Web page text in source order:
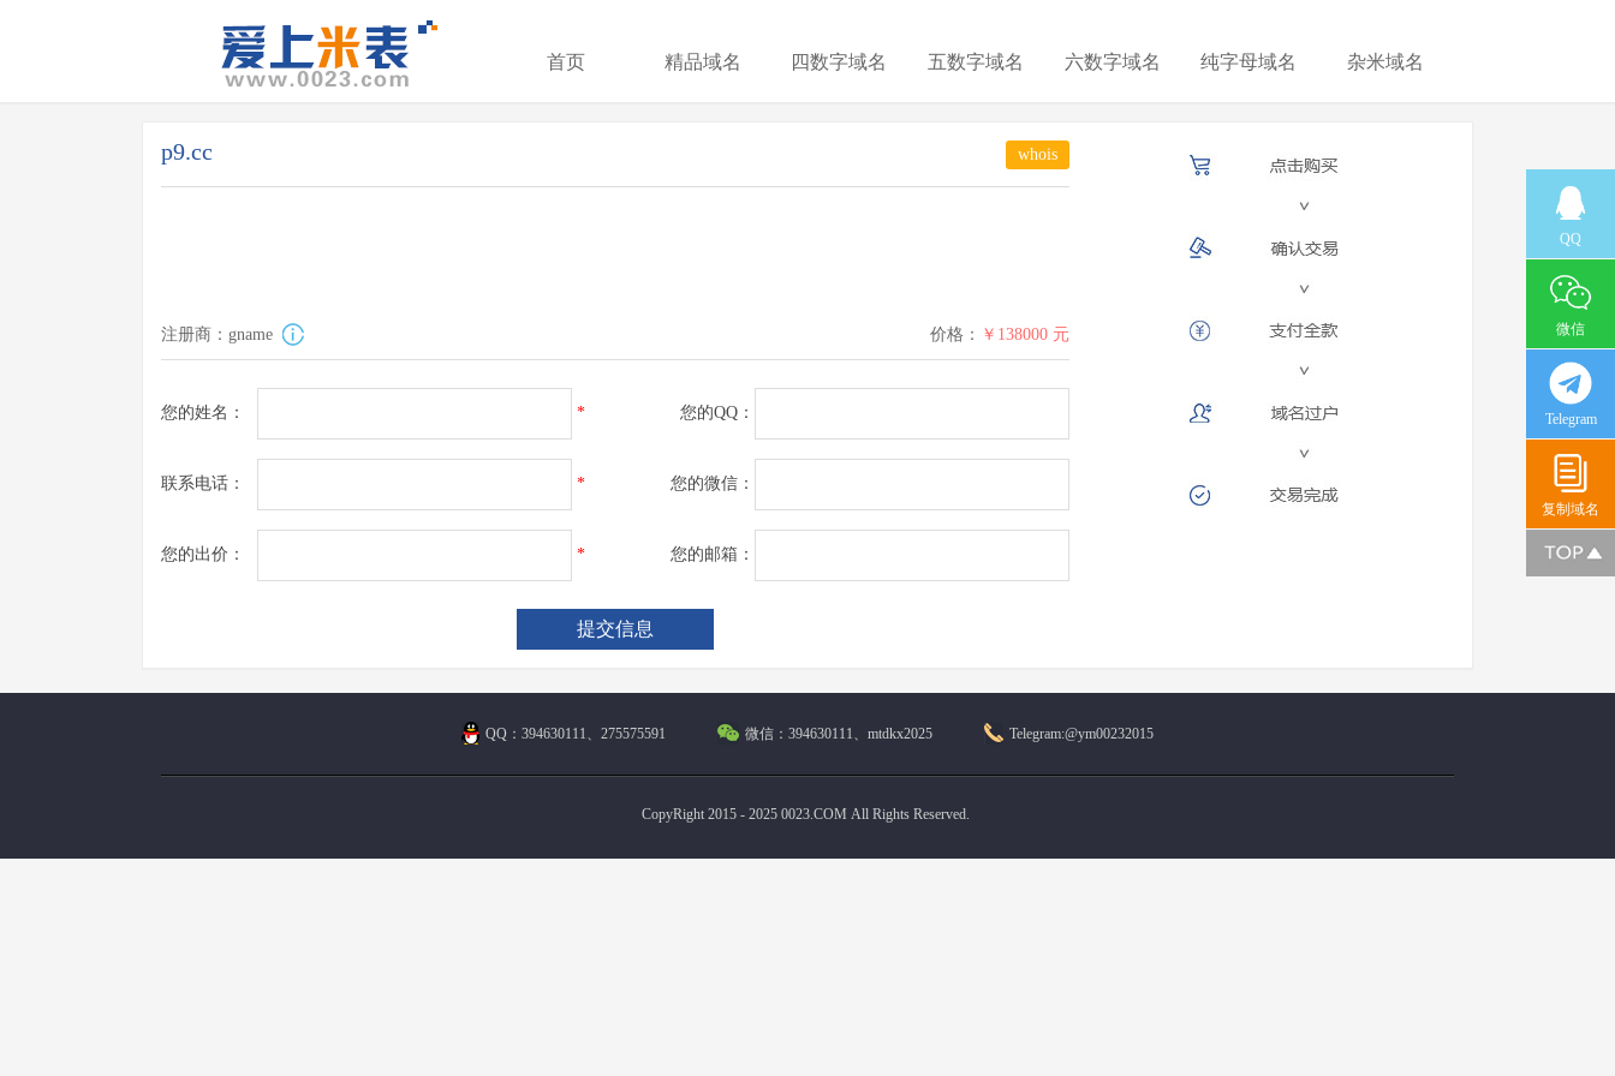
首页 精品域名 四数字域名 五数字域名 六数字域名 纯字母域名 杂米域名
p9.cc whois
注册商：gname 价格： ￥138000 元
您的姓名： * 您的QQ：
联系电话： * 您的微信：
您的出价： * 您的邮箱：
QQ：394630111、275575591 微信：394630111、mtdkx2025 Telegram:@ym00232015
CopyRight 2015 - 2025 0023.COM All Rights Reserved.
QQ
微信
Telegram
复制域名